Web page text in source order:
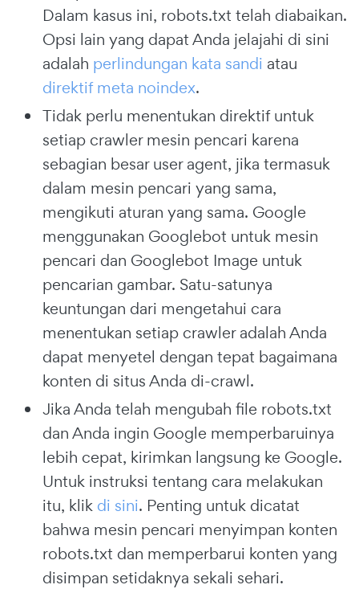
Dalam kasus ini, robots.txt telah diabaikan.
Opsi lain yang dapat Anda jelajahi di sini
adalah perlindungan kata sandi atau
direktif meta noindex.
Tidak perlu menentukan direktif untuk
setiap crawler mesin pencari karena
sebagian besar user agent, jika termasuk
dalam mesin pencari yang sama,
mengikuti aturan yang sama. Google
menggunakan Googlebot untuk mesin
pencari dan Googlebot Image untuk
pencarian gambar. Satu-satunya
keuntungan dari mengetahui cara
menentukan setiap crawler adalah Anda
dapat menyetel dengan tepat bagaimana
konten di situs Anda di-crawl.
Jika Anda telah mengubah file robots.txt
dan Anda ingin Google memperbaruinya
lebih cepat, kirimkan langsung ke Google.
Untuk instruksi tentang cara melakukan
itu, klik di sini. Penting untuk dicatat
bahwa mesin pencari menyimpan konten
robots.txt dan memperbarui konten yang
disimpan setidaknya sekali sehari.